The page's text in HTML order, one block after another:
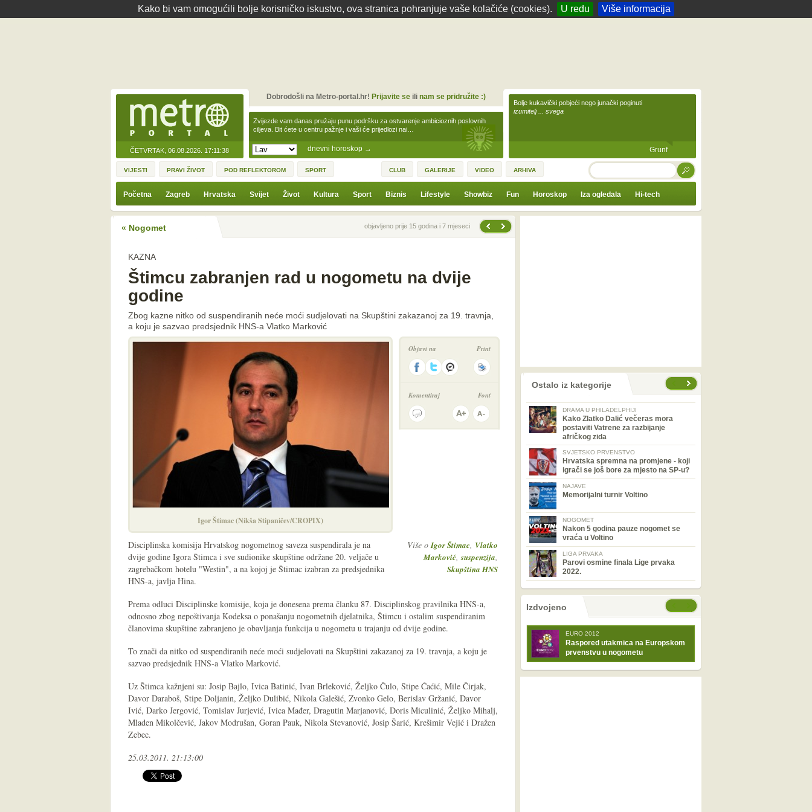
Kako bi vam omogućili bolje korisničko iskustvo, ova stranica pohranjuje vaše kolačiće (cookies). U redu Više informacija
ČETVRTAK, 06.08.2026. 17:11:38 dnevni horoskop →
Zvijezde vam danas pružaju punu podršku za ostvarenje ambicioznih poslovnih
ciljeva. Bit ćete u centru pažnje i vaši će prijedlozi nai…
Dobrodošli na Metro-portal.hr! Prijavite seili nam se pridružite :)
Bolje kukavički pobjeći nego junački poginuti
izumitelj ... svega
Grunf
VIJESTI PRAVI ŽIVOT POD REFLEKTOROM SPORT CLUB GALERIJE VIDEO ARHIVA TRAŽI
Početna Zagreb Hrvatska Svijet Život Kultura Sport Biznis Lifestyle Showbiz Fun Horoskop Iza ogledala Hi-tech
« Nogomet Prethodna vijestobjavljeno prije 15 godina i 7 mjeseci
KAZNA
Štimcu zabranjen rad u nogometu na dvije
godine
Zbog kazne nitko od suspendiranih neće moći sudjelovati na Skupštini zakazanoj za 19. travnja,
a koju je sazvao predsjednik HNS-a Vlatko Marković
Igor Štimac (Nikša Stipaničev/CROPIX)
Objavi na Print
Komentiraj Font
Više oIgor Štimac, Vlatko
Marković,suspenzija,
Skupština HNS
Disciplinska komisija Hrvatskog nogometnog saveza suspendirala je na
dvije godine Igora Štimca i sve sudionike skupštine održane 20. veljače u
zagrebačkom hotelu "Westin", a na kojoj je Štimac izabran za predsjednika
HNS-a, javlja Hina.
Prema odluci Disciplinske komisije, koja je donesena prema članku 87. Disciplinskog pravilnika HNS-a,
odnosno zbog nepoštivanja Kodeksa o ponašanju nogometnih djelatnika, Štimcu i ostalim suspendiranim
članovima skupštine zabranjeno je obavljanja funkcija u nogometu u trajanju od dvije godine.
To znači da nitko od suspendiranih neće moći sudjelovati na Skupštini zakazanoj za 19. travnja, a koju je
sazvao predsjednik HNS-a Vlatko Marković.
Uz Štimca kažnjeni su: Josip Bajlo, Ivica Batinić, Ivan Brleković, Željko Čulo, Stipe Ćaćić, Mile Čirjak,
Davor Daraboš, Stipe Doljanin, Željko Dulibić, Nikola Galešić, Zvonko Gelo, Berislav Gržanić, Davor
Ivić, Darko Jergović, Tomislav Jurjević, Ivica Mađer, Dragutin Marjanović, Doris Miculinić, Željko Mihalj,
Mladen Mikolčević, Jakov Modrušan, Goran Pauk, Nikola Stevanović, Josip Šarić, Krešimir Vejić i Dražen
Zebec.
25.03.2011. 21:13:00
Ostalo iz kategorije
DRAMA U PHILADELPHIJI
Kako Zlatko Dalić večeras mora
postaviti Vatrene za razbijanje
afričkog zida
SVJETSKO PRVENSTVO
Hrvatska spremna na promjene - koji
igrači se još bore za mjesto na SP-u?
NAJAVE
Memorijalni turnir Voltino
NOGOMET
Nakon 5 godina pauze nogomet se
vraća u Voltino
LIGA PRVAKA
Parovi osmine finala Lige prvaka
2022.
nema prethodne stranice
nema sljedeće stranice
Izdvojeno
EURO 2012
Raspored utakmica na Europskom
prvenstvu u nogometu